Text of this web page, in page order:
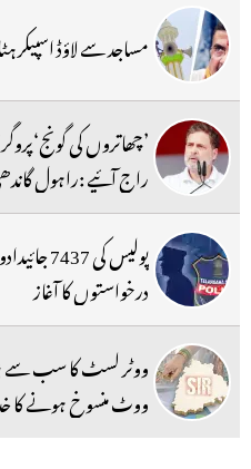
مساجد سے لاؤڈ اسپیکر
’چھاتروں کی
راج آئیے :راہول
درخواستوں کا آغاز
ووٹ منسوخ ہونے کا